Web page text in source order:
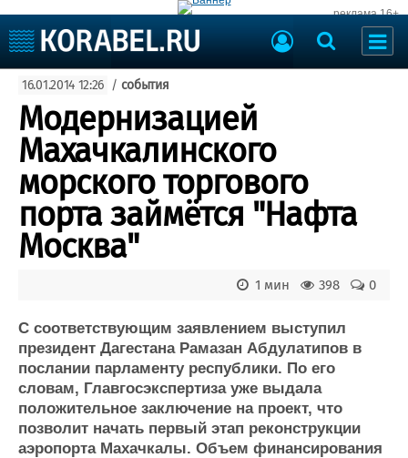
реклама 16+
Судоходство
Судоремонт
События
Пресс-релизы
Порты
ВМФ
Образование
Яхты и катера
Еще
Компании
Репутация
Журнал
Реклама
Доска объявлений
Оборудование
Изделия
Материалы
Услуги
16.01.2014 12:26 / события
Модернизацией
Махачкалинского
морского торгового
порта займётся "Нафта
Москва"
0
398
1 мин
С соответствующим заявлением выступил
президент Дагестана Рамазан Абдулатипов в
послании парламенту республики. По его
словам, Главгосэкспертиза уже выдала
положительное заключение на проект, что
позволит начать первый этап реконструкции
аэропорта Махачкалы. Объем финансирования